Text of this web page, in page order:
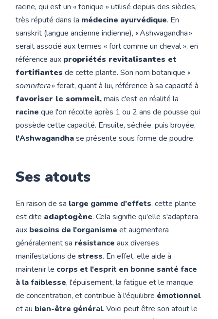
racine, qui est un « tonique » utilisé depuis des siècles,
très réputé dans la médecine ayurvédique. En
sanskrit (langue ancienne indienne), « Ashwagandha »
serait associé aux termes « fort comme un cheval », en
référence aux propriétés revitalisantes et
fortifiantes de cette plante. Son nom botanique «
somnifera» ferait, quant à lui, référence à sa capacité à
favoriser le sommeil,mais c'est en réalité la
racineque l'on récolte après 1 ou 2 ans de pousse qui
possède cette capacité. Ensuite, séchée, puis broyée,
l'Ashwagandhase présente sous forme de poudre.
Ses atouts
En raison de sa large gamme d'effets, cette plante
est dite adaptogène. Cela signifie qu'elle s'adaptera
aux besoins de l'organisme et augmentera
généralement sa résistance aux diverses
manifestations de stress. En effet, elle aide à
maintenir le corps et l'esprit en bonne santé face
à la faiblesse, l'épuisement, la fatigue et le manque
de concentration, et contribue à l'équilibre émotionnel
et au bien-être général. Voici peut être son atout le